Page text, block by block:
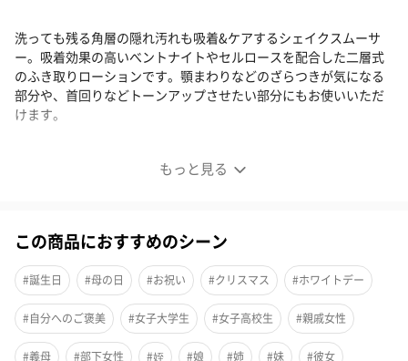
もっと見る
洗っても残る角層の隠れ汚れも吸着&ケアするシェイクスムーサ
ー。吸着効果の高いべントナイトやセルロースを配合した二層式
のふき取りローションです。顎まわりなどのざらつきが気になる
部分や、首回りなどトーンアップさせたい部分にもお使いいただ
けます。
ピュアスキンスムーサー a
この商品におすすめのシーン
#誕生日 #母の日 #お祝い #クリスマス #ホワイトデー
#自分へのご褒美 #女子大学生 #女子高校生 #親戚女性
#義母 #部下女性 #姪 #娘 #姉 #妹 #彼女